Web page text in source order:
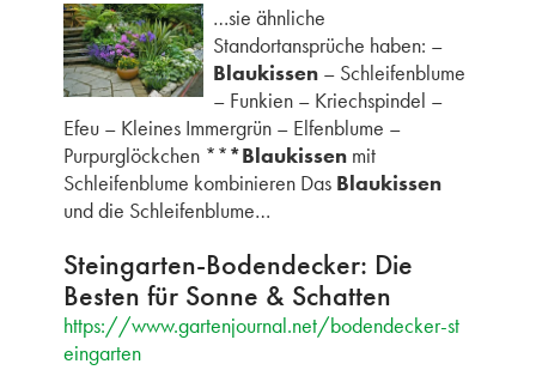
…sie ähnliche
Standortansprüche haben: –
Blaukissen– Schleifenblume
– Funkien – Kriechspindel –
Efeu – Kleines Immergrün – Elfenblume –
Purpurglöckchen ***Blaukissenmit
Schleifenblume kombinieren Das Blaukissen
und die Schleifenblume…
Steingarten-Bodendecker: Die
Besten für Sonne & Schatten
https://www.gartenjournal.net/bodendecker-st
eingarten